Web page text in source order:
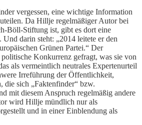
vergessen, eine wichtige Information
Da Hillje regelmäßiger Autor bei
Böll-Stiftung ist, gibt es dort eine
Und darin steht: „2014 leitete er den
Grünen Partei.“ Der
Konkurrenz gefragt, was sie von
als vermeintlich neutrales Expertenurteil
Irreführung der Öffentlichkeit,
die sich „Faktenfinder“ bzw.
mit diesem Anspruch regelmäßig andere
wird Hillje mündlich nur als
und in einer Einblendung als